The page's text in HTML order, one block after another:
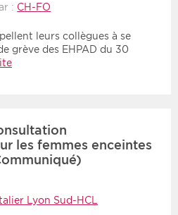
: CH-FO
leurs collègues à se
grève des EHPAD du 30
les femmes enceintes
Lyon Sud-HCL